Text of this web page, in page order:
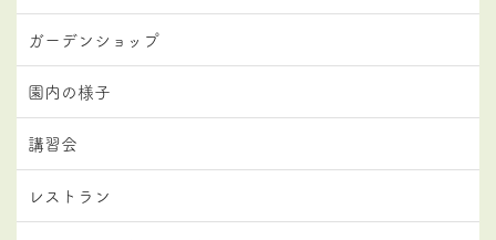
ガーデンショップ
園内の様子
講習会
レストラン